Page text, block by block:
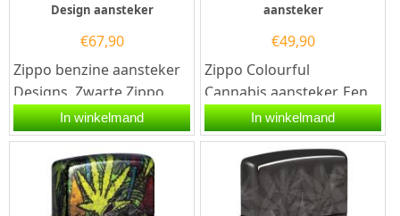
Design aansteker
€67,90
Zippo benzine aansteker
Designs. Zwarte Zippo
benzine aansteker met
aan de voorzijde een...
In winkelmand
aansteker
€49,90
Zippo Colourful
Cannabis aansteker. Een
Zippo is een zeer
kwalitatieve...
In winkelmand